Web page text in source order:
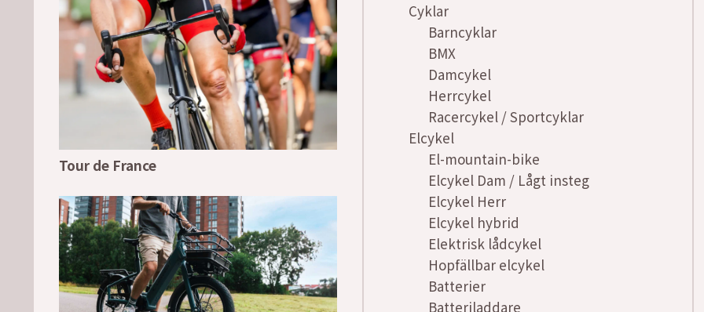
Tour de France
Cyklar
Barncyklar
BMX
Damcykel
Herrcykel
Racercykel / Sportcyklar
Elcykel
El-mountain-bike
Elcykel Dam / Lågt insteg
Elcykel Herr
Elcykel hybrid
Elektrisk lådcykel
Hopfällbar elcykel
Batterier
Batteriladdare